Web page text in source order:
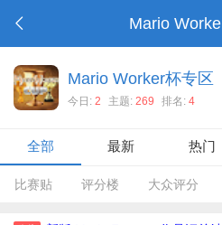
Mario
Mario Worker杯专区
今日: 2 主题: 269 排名: 4
全部 最新 热门
比赛贴 评分楼 大众评分